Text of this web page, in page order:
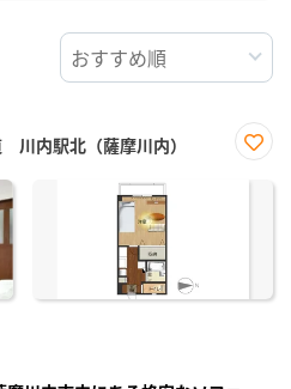
川内駅北（薩摩川内）
に入